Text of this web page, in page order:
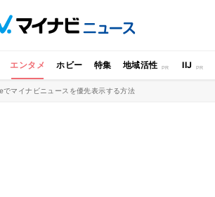
エンタメ ホビー 特集 地域活性 IIJ
でマイナビニュースを優先表示する方法